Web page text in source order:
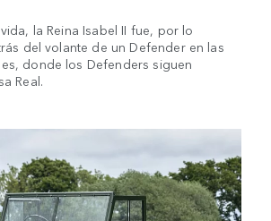
la Reina Isabel II fue, por lo
del volante de un Defender en las
donde los Defenders siguen
Real.